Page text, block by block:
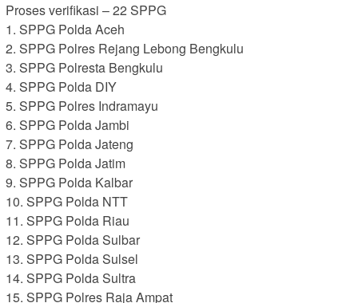
Proses verifikasi – 22 SPPG
1. SPPG Polda Aceh
2. SPPG Polres Rejang Lebong Bengkulu
3. SPPG Polresta Bengkulu
4. SPPG Polda DIY
5. SPPG Polres Indramayu
6. SPPG Polda Jambi
7. SPPG Polda Jateng
8. SPPG Polda Jatim
9. SPPG Polda Kalbar
10. SPPG Polda NTT
11. SPPG Polda Riau
12. SPPG Polda Sulbar
13. SPPG Polda Sulsel
14. SPPG Polda Sultra
15. SPPG Polres Raja Ampat